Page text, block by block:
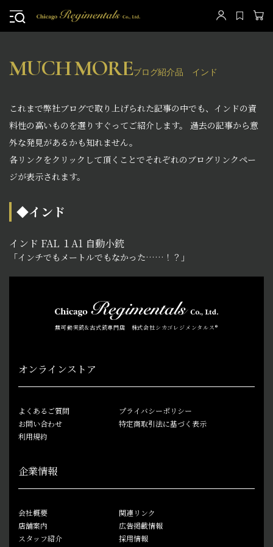
MUCH MOREブログ紹介品 インド
これまで弊社ブログで取り上げられた記事の中でも、インドの資
料性の高いものを選りすぐってご紹介します。 過去の記事から意
外な発見があるかも知れません。
各リンクをクリックして頂くことでそれぞれのブログリンクペー
ジが表示されます。
◆インド
インド FAL １A1 自動小銃
「インチでもメートルでもなかった……！？」
無可動実銃&古式銃専門店 株式会社シカゴレジメンタルス®
オンラインストア
よくあるご質問
お問い合わせ
利用規約
プライバシーポリシー
特定商取引法に基づく表示
企業情報
会社概要
店舗案内
スタッフ紹介
関連リンク
広告掲載情報
採用情報